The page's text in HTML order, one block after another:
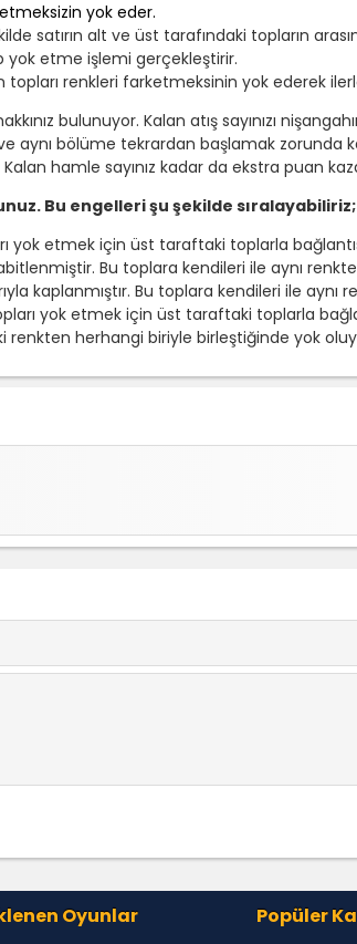
yok eder.
satırın alt ve üst tarafındaki topların
yok etme işlemi gerçekleştirir.
renkleri farketmeksinin yok ederek
bulunuyor. Kalan atış sayınızı
aynı bölüme tekrardan başlamak zorunda
hamle sayınız kadar da ekstra puan
Bu engelleri şu şekilde sıralayabiliriz;
yok etmek için üst taraftaki toplarla
Bu toplara kendileri ile aynı
kaplanmıştır. Bu toplara kendileri ile aynı
yok etmek için üst taraftaki toplarla
renkten herhangi biriyle birleştiğinde yok
Oyunlar Popüler